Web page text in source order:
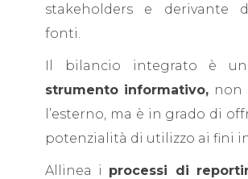
stakeholders e derivante
fonti.
Il bilancio integrato è
strumento informativo, non
l’esterno, ma è in grado di
potenzialità di utilizzo ai fini
Allinea i processi di